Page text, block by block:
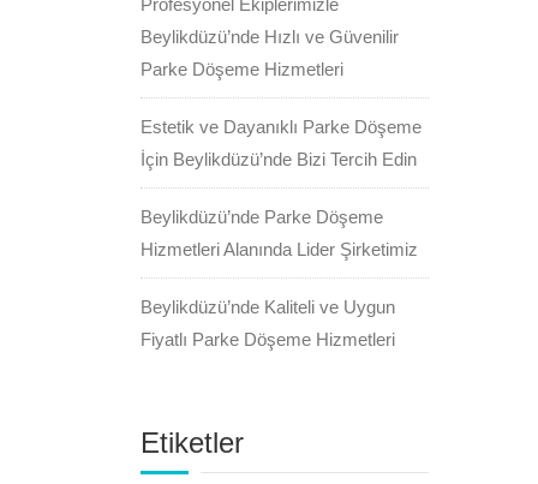
Profesyonel Ekiplerimizle
Beylikdüzü’nde Hızlı ve Güvenilir
Parke Döşeme Hizmetleri
Estetik ve Dayanıklı Parke Döşeme
İçin Beylikdüzü’nde Bizi Tercih Edin
Beylikdüzü’nde Parke Döşeme
Hizmetleri Alanında Lider Şirketimiz
Beylikdüzü’nde Kaliteli ve Uygun
Fiyatlı Parke Döşeme Hizmetleri
Etiketler